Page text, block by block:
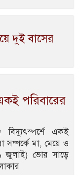
দুই বাসের
পরিবারের
বিদ্যুৎস্পর্শে একই
সম্পর্কে মা, মেয়ে ও
জুলাই) ভোর সাড়ে